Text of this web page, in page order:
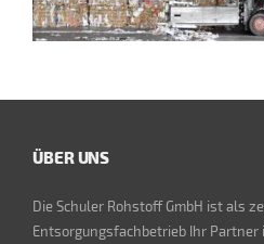
ÜBER UNS
Die Schuler Rohstoff GmbH ist als
Entsorgungsfachbetrieb Ihr